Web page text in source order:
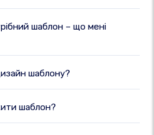
шаблон – що мені
шаблону?
шаблон?